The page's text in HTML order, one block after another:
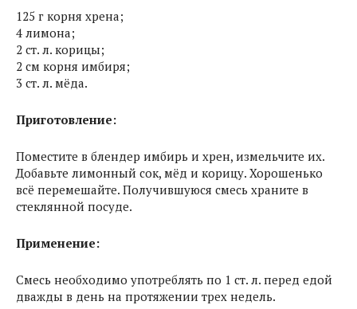
125 г корня хрена;
4 лимона;
2 ст. л. корицы;
2 см корня имбиря;
3 ст. л. мёда.
Приготовление:
Поместите в блендер имбирь и хрен, измельчите их.
Добавьте лимонный сок, мёд и корицу. Хорошенько
всё перемешайте. Получившуюся смесь храните в
стеклянной посуде.
Применение:
Смесь необходимо употреблять по 1 ст. л. перед едой
дважды в день на протяжении трех недель.